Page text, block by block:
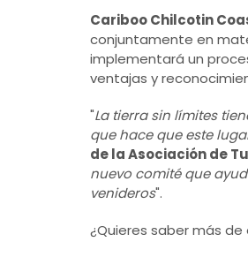
Cariboo Chilcotin
conjuntamente en
implementará un
ventajas y
"La tierra sin límites
que hace que este
de la Asociación de
nuevo comité que
venideros".
¿Quieres saber más